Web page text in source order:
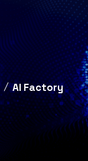
AI Factory